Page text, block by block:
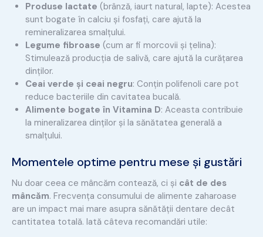
Produse lactate (brânză, iaurt natural, lapte): Acestea
sunt bogate în calciu și fosfați, care ajută la
remineralizarea smalțului.
Legume fibroase (cum ar fi morcovii și țelina):
Stimulează producția de salivă, care ajută la curățarea
dinților.
Ceai verde și ceai negru: Conțin polifenoli care pot
reduce bacteriile din cavitatea bucală.
Alimente bogate în Vitamina D: Aceasta contribuie
la mineralizarea dinților și la sănătatea generală a
smalțului.
Momentele optime pentru mese și gustări
Nu doar ceea ce mâncăm contează, ci și cât de des
mâncăm. Frecvența consumului de alimente zaharoase
are un impact mai mare asupra sănătății dentare decât
cantitatea totală. Iată câteva recomandări utile: